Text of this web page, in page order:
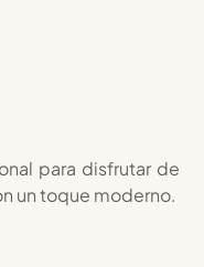
para disfrutar de
un toque moderno.